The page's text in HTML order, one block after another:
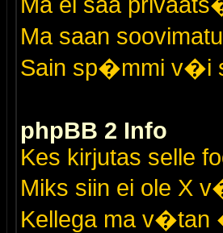
Ma saan
Sain sp�mmi v�i
phpBB 2 Info
Kes kirjutas selle
Miks siin ei ole X
Kellega ma v�tan